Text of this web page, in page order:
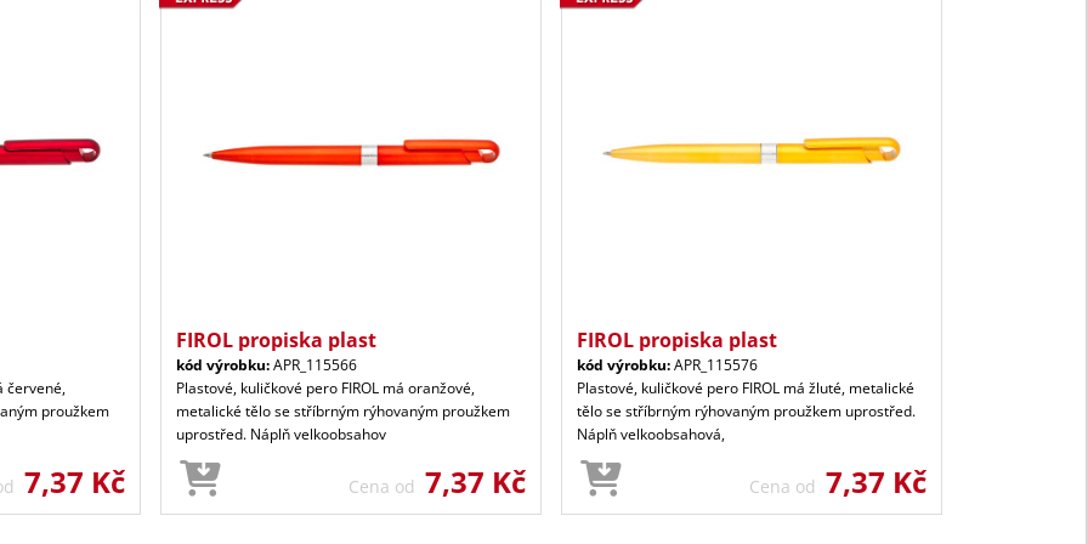
červené,
proužkem
7,37 Kč
FIROL propiska plast
kód výrobku:APR_115566
Plastové, kuličkové pero FIROL má oranžové,
metalické tělo se stříbrným rýhovaným proužkem
uprostřed. Náplň velkoobsahov
Cena od 7,37 Kč
FIROL propiska plast
kód výrobku:APR_115576
Plastové, kuličkové pero FIROL má žluté, metalické
tělo se stříbrným rýhovaným proužkem uprostřed.
Náplň velkoobsahová,
Cena od 7,37 Kč